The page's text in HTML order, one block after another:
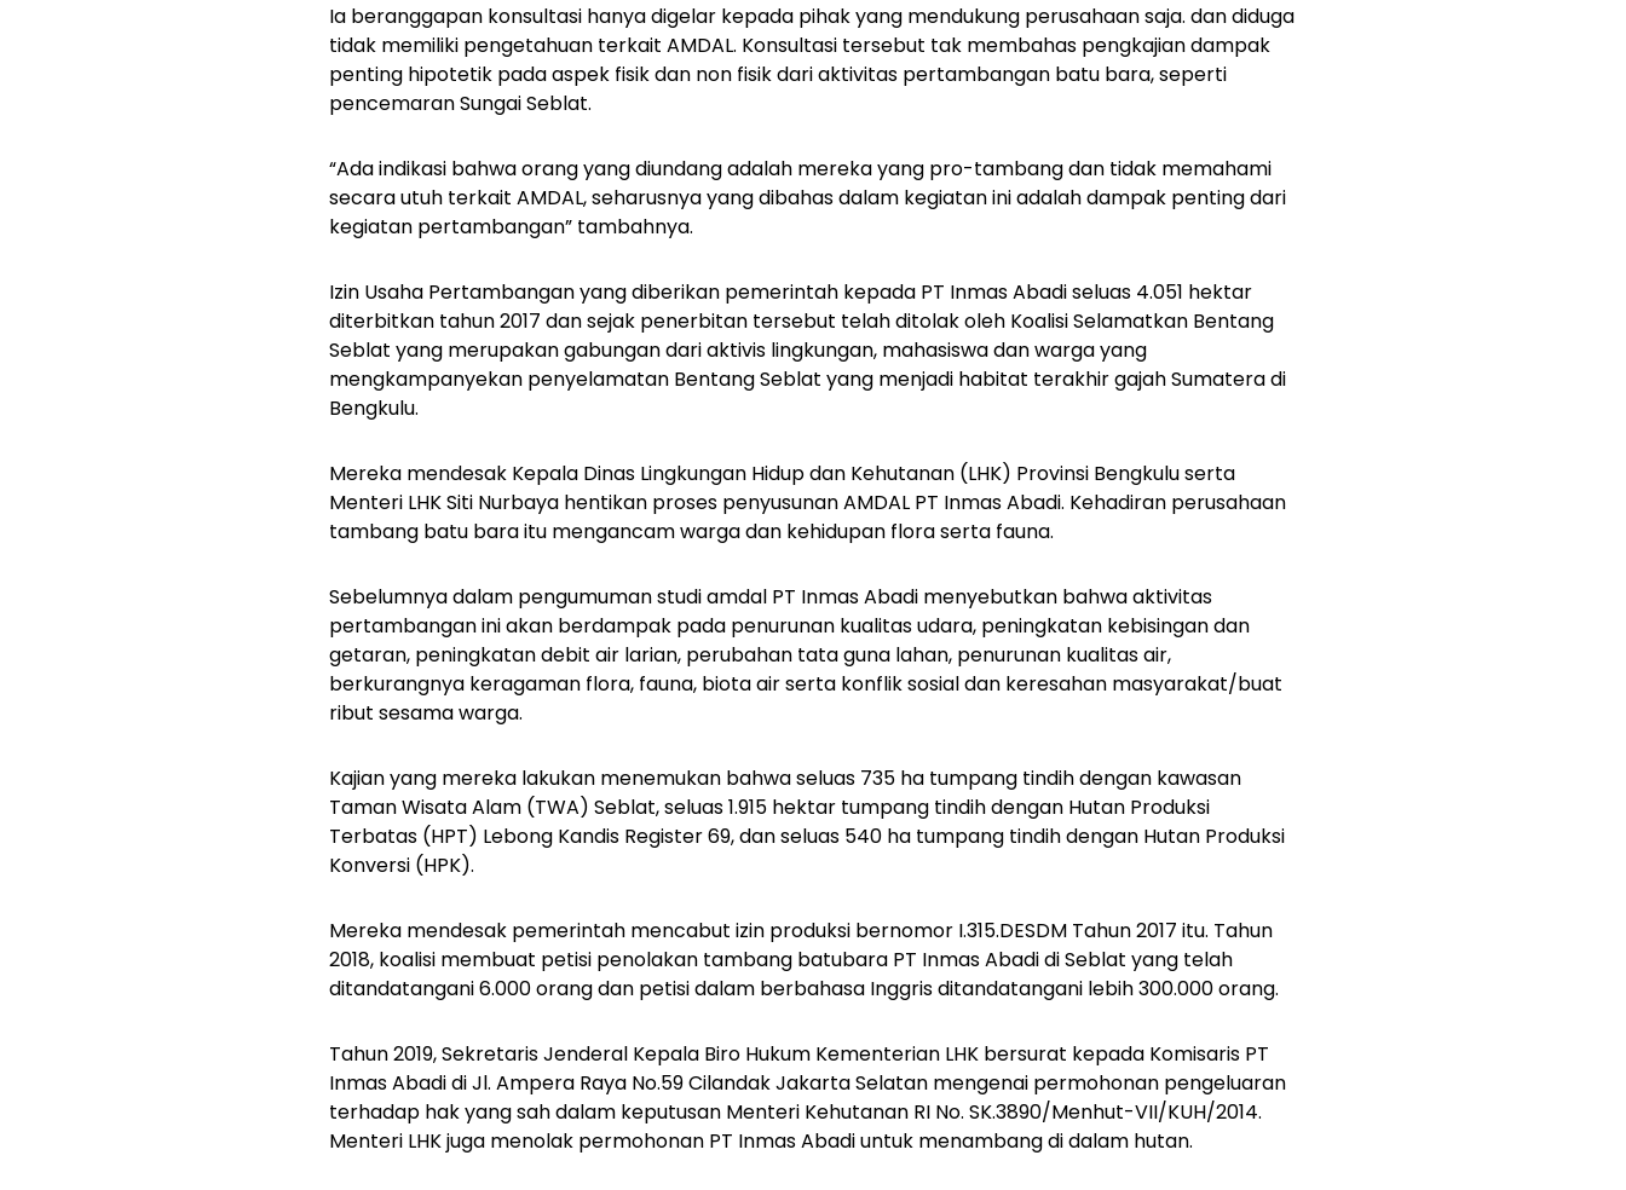
Ia beranggapan konsultasi hanya digelar kepada pihak yang mendukung perusahaan saja. dan diduga
tidak memiliki pengetahuan terkait AMDAL. Konsultasi tersebut tak membahas pengkajian dampak
penting hipotetik pada aspek fisik dan non fisik dari aktivitas pertambangan batu bara, seperti
pencemaran Sungai Seblat.
“Ada indikasi bahwa orang yang diundang adalah mereka yang pro-tambang dan tidak memahami
secara utuh terkait AMDAL, seharusnya yang dibahas dalam kegiatan ini adalah dampak penting dari
kegiatan pertambangan” tambahnya.
Izin Usaha Pertambangan yang diberikan pemerintah kepada PT Inmas Abadi seluas 4.051 hektar
diterbitkan tahun 2017 dan sejak penerbitan tersebut telah ditolak oleh Koalisi Selamatkan Bentang
Seblat yang merupakan gabungan dari aktivis lingkungan, mahasiswa dan warga yang
mengkampanyekan penyelamatan Bentang Seblat yang menjadi habitat terakhir gajah Sumatera di
Bengkulu.
Mereka mendesak Kepala Dinas Lingkungan Hidup dan Kehutanan (LHK) Provinsi Bengkulu serta
Menteri LHK Siti Nurbaya hentikan proses penyusunan AMDAL PT Inmas Abadi. Kehadiran perusahaan
tambang batu bara itu mengancam warga dan kehidupan flora serta fauna.
Sebelumnya dalam pengumuman studi amdal PT Inmas Abadi menyebutkan bahwa aktivitas
pertambangan ini akan berdampak pada penurunan kualitas udara, peningkatan kebisingan dan
getaran, peningkatan debit air larian, perubahan tata guna lahan, penurunan kualitas air,
berkurangnya keragaman flora, fauna, biota air serta konflik sosial dan keresahan masyarakat/buat
ribut sesama warga.
Kajian yang mereka lakukan menemukan bahwa seluas 735 ha tumpang tindih dengan kawasan
Taman Wisata Alam (TWA) Seblat, seluas 1.915 hektar tumpang tindih dengan Hutan Produksi
Terbatas (HPT) Lebong Kandis Register 69, dan seluas 540 ha tumpang tindih dengan Hutan Produksi
Konversi (HPK).
Mereka mendesak pemerintah mencabut izin produksi bernomor I.315.DESDM Tahun 2017 itu. Tahun
2018, koalisi membuat petisi penolakan tambang batubara PT Inmas Abadi di Seblat yang telah
ditandatangani 6.000 orang dan petisi dalam berbahasa Inggris ditandatangani lebih 300.000 orang.
Tahun 2019, Sekretaris Jenderal Kepala Biro Hukum Kementerian LHK bersurat kepada Komisaris PT
Inmas Abadi di Jl. Ampera Raya No.59 Cilandak Jakarta Selatan mengenai permohonan pengeluaran
terhadap hak yang sah dalam keputusan Menteri Kehutanan RI No. SK.3890/Menhut-VII/KUH/2014.
Menteri LHK juga menolak permohonan PT Inmas Abadi untuk menambang di dalam hutan.